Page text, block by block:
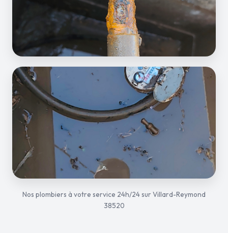
Nos plombiers à votre service 24h/24 sur Villard-Reymond
38520